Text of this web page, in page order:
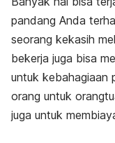
pandang Anda
seorang kekasih
bekerja juga bisa
untuk kebahagiaan
orang untuk
juga untuk